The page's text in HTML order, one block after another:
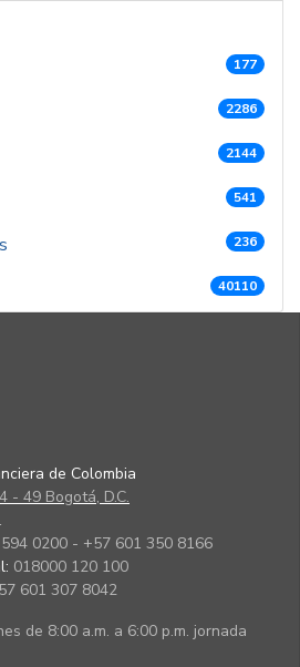
177
2286
2144
541
236
40110
de Colombia
- 49 Bogotá, D.C.
0200 - +57 601 350 8166
018000 120 100
601 307 8042
de 8:00 a.m. a 6:00 p.m. jornada